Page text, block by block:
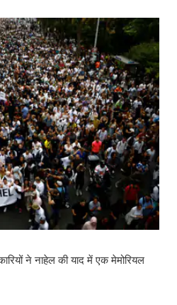
ने नाहेल की याद में एक मेमोरियल